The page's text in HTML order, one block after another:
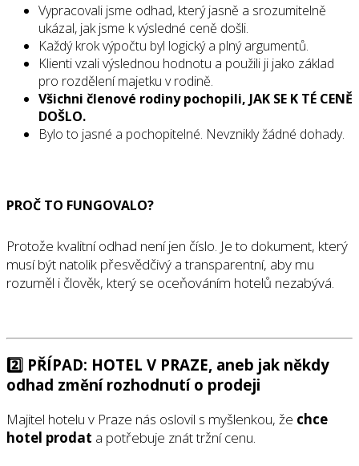
Vypracovali jsme odhad, který jasně a srozumitelně
ukázal, jak jsme k výsledné ceně došli.
Každý krok výpočtu byl logický a plný argumentů.
Klienti vzali výslednou hodnotu a použili ji jako základ
pro rozdělení majetku v rodině.
Všichni členové rodiny pochopili, JAK SE K TÉ CENĚ
DOŠLO.
Bylo to jasné a pochopitelné. Nevznikly žádné dohady.
PROČ TO FUNGOVALO?
Protože kvalitní odhad není jen číslo. Je to dokument, který
musí být natolik přesvědčivý a transparentní, aby mu
rozuměl i člověk, který se oceňováním hotelů nezabývá.
2️ ⃣ PŘÍPAD: HOTEL V PRAZE, aneb jak někdy
odhad změní rozhodnutí o prodeji
Majitel hotelu v Praze nás oslovil s myšlenkou, že chce
hotel prodat a potřebuje znát tržní cenu.